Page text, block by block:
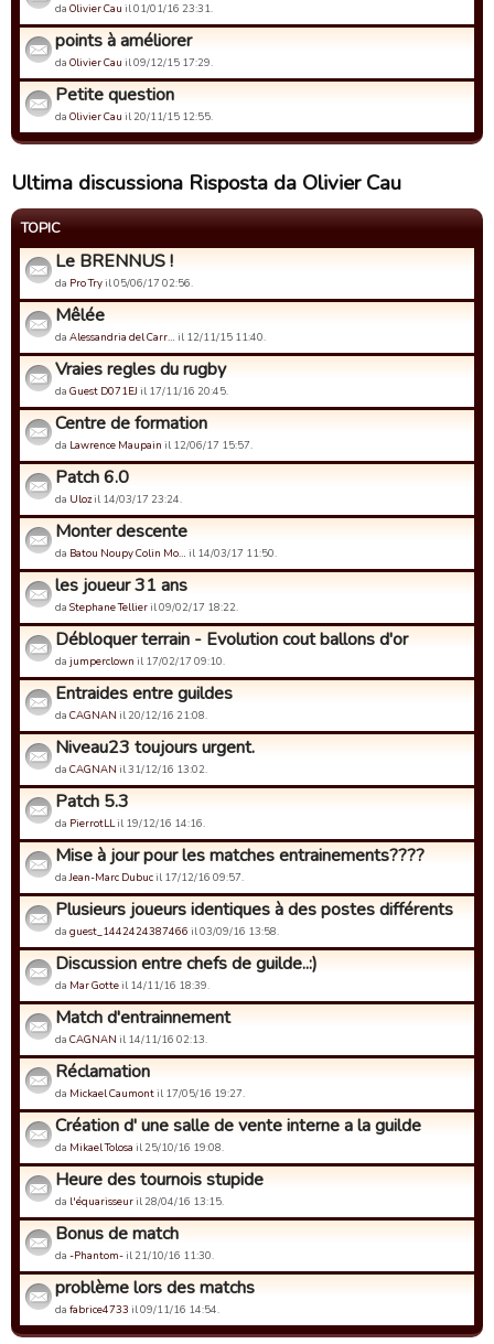
da Olivier Cau il 01/01/16 23:31.
points à améliorer
da Olivier Cau il 09/12/15 17:29.
Petite question
da Olivier Cau il 20/11/15 12:55.
Ultima discussiona Risposta da Olivier Cau
TOPIC
Le BRENNUS !
da Pro Tryil 05/06/17 02:56.
Mêlée
da Alessandria del Carr… il 12/11/15 11:40.
Vraies regles du rugby
da Guest D071EJ il 17/11/16 20:45.
Centre de formation
da Lawrence Maupain il 12/06/17 15:57.
Patch 6.0
da Ulozil 14/03/17 23:24.
Monter descente
da Batou Noupy Colin Mo… il 14/03/17 11:50.
les joueur 31 ans
da Stephane Tellieril 09/02/17 18:22.
Débloquer terrain - Evolution cout ballons d'or
da jumperclown il 17/02/17 09:10.
Entraides entre guildes
da CAGNAN il 20/12/16 21:08.
Niveau23 toujours urgent.
da CAGNAN il 31/12/16 13:02.
Patch 5.3
da PierrotLLil 19/12/16 14:16.
Mise à jour pour les matches entrainements????
daJean-Marc Dubucil 17/12/16 09:57.
Plusieurs joueurs identiques à des postes différents
da guest_1442424387466 il 03/09/16 13:58.
Discussion entre chefs de guilde..:)
da Mar Gotteil 14/11/16 18:39.
Match d'entrainnement
da CAGNAN il 14/11/16 02:13.
Réclamation
da Mickael Caumontil 17/05/16 19:27.
Création d' une salle de vente interne a la guilde
da Mikael Tolosa il 25/10/16 19:08.
Heure des tournois stupide
da l'équarisseuril 28/04/16 13:15.
Bonus de match
da -Phantom-il 21/10/16 11:30.
problème lors des matchs
da fabrice4733 il 09/11/16 14:54.